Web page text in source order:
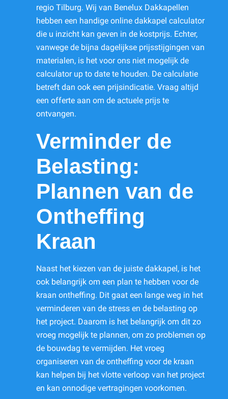
regio Tilburg. Wij van Benelux Dakkapellen
hebben een handige online dakkapel calculator
die u inzicht kan geven in de kostprijs. Echter,
vanwege de bijna dagelijkse prijsstijgingen van
materialen, is het voor ons niet mogelijk de
calculator up to date te houden. De calculatie
betreft dan ook een prijsindicatie. Vraag altijd
een offerte aan om de actuele prijs te
ontvangen.
Verminder de
Belasting:
Plannen van de
Ontheffing
Kraan
Naast het kiezen van de juiste dakkapel, is het
ook belangrijk om een plan te hebben voor de
kraan ontheffing. Dit gaat een lange weg in het
verminderen van de stress en de belasting op
het project. Daarom is het belangrijk om dit zo
vroeg mogelijk te plannen, om zo problemen op
de bouwdag te vermijden. Het vroeg
organiseren van de ontheffing voor de kraan
kan helpen bij het vlotte verloop van het project
en kan onnodige vertragingen voorkomen.